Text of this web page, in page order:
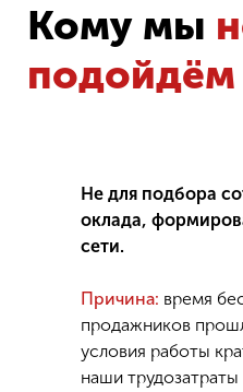
Кому мы
подойдём
Не для подбора
оклада,
сети.
Причина: время
продажников
условия работы
наши